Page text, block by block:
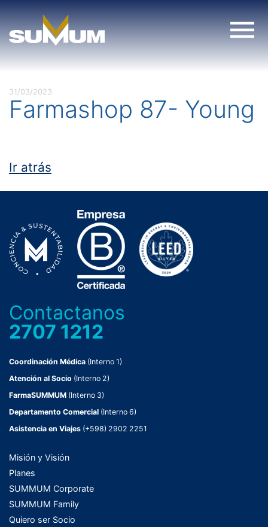
content
31/03/2023
Farmashop 87- Young
Ir atrás
Contactanos
2707 1212
Coordinación Médica (Interno 1)
Atención al Socio (Interno 2)
FarmaSUMMUM (Interno 3)
Departamento Comercial (Interno 6)
Asistencia en Viajes (+598) 2902 2251
Misión y Visión
Planes
SUMMUM Corporate
SUMMUM Family
Quiero ser Socio